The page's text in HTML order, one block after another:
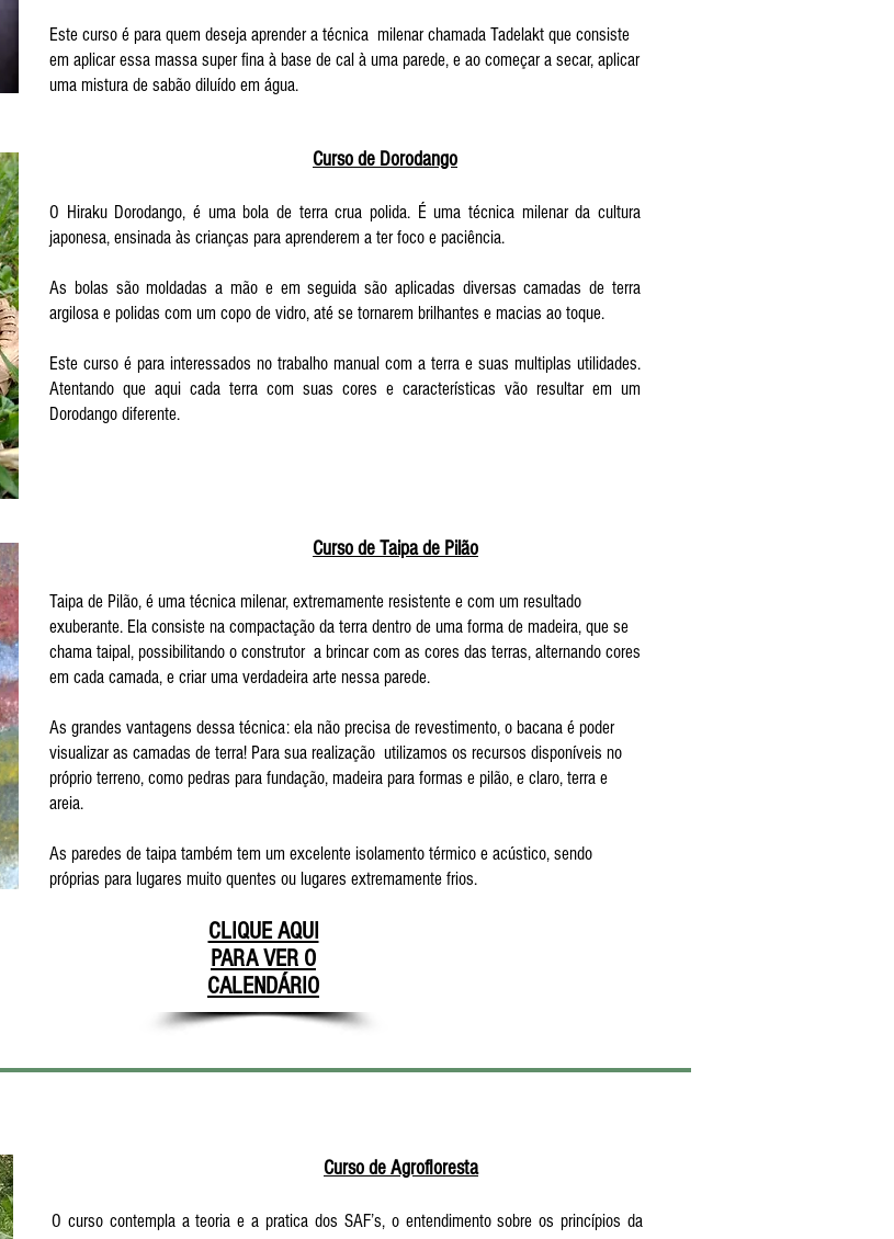
Este curso é para quem deseja aprender a técnica milenar chamada Tadelakt que consiste
em aplicar essa massa super fina à base de cal à uma parede, e ao começar a secar, aplicar
uma mistura de sabão diluído em água.
Curso de Dorodango
O Hiraku Dorodango, é uma bola de terra crua polida. É uma técnica milenar da cultura
japonesa, ensinada às crianças para aprenderem a ter foco e paciência.
As bolas são moldadas a mão e em seguida são aplicadas diversas camadas de terra
argilosa e polidas com um copo de vidro, até se tornarem brilhantes e macias ao toque.
Este curso é para interessados no trabalho manual com a terra e suas multiplas utilidades.
Atentando que aqui cada terra com suas cores e características vão resultar em um
Dorodango diferente.
Curso de Taipa de Pilão
Taipa de Pilão, é uma técnica milenar, extremamente resistente e com um resultado
exuberante. Ela consiste na compactação da terra dentro de uma forma de madeira, que se
chama taipal, possibilitando o construtor a brincar com as cores das terras, alternando cores
em cada camada, e criar uma verdadeira arte nessa parede.
As grandes vantagens dessa técnica: ela não precisa de revestimento, o bacana é poder
visualizar as camadas de terra! Para sua realização utilizamos os recursos disponíveis no
próprio terreno, como pedras para fundação, madeira para formas e pilão, e claro, terra e
areia.
As paredes de taipa também tem um excelente isolamento térmico e acústico, sendo
próprias para lugares muito quentes ou lugares extremamente frios.
CLIQUE AQUI
PARA VER O
CALENDÁRIO
Curso de Agrofloresta
O curso contempla a teoria e a pratica dos SAF’s, o entendimento sobre os princípios da